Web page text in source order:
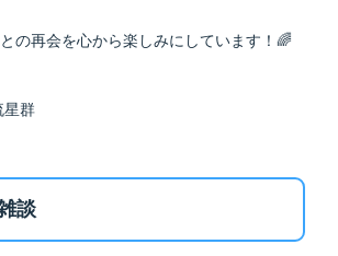
の再会を心から楽しみにしています！🌈
談